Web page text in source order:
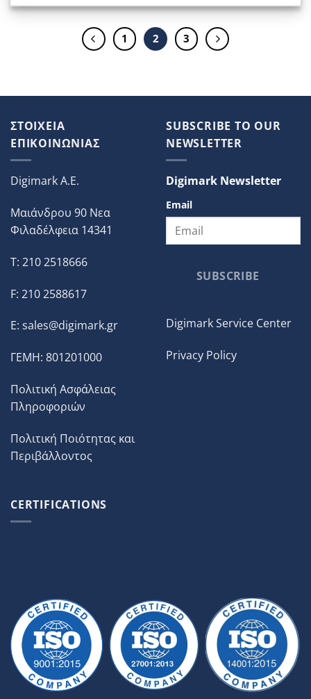
1 2 3
ΣΤΟΙΧΕΙΑ
ΕΠΙΚΟΙΝΩΝΙΑΣ
Digimark A.E.
Μαιάνδρου 90 Νεα
Φιλαδέλφεια 14341
T: 210 2518666
F: 210 2588617
E: sales@digimark.gr
ΓΕΜΗ: 801201000
Πολιτική Ασφάλειας
Πληροφοριών
Πολιτική Ποιότητας και
Περιβάλλοντος
SUBSCRIBE TO OUR
NEWSLETTER
Digimark Newsletter
Email
SUBSCRIBE
Digimark Service Center
Privacy Policy
CERTIFICATIONS